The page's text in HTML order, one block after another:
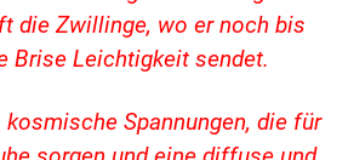
die Zwillinge, wo er noch bis
Brise Leichtigkeit sendet.
Spannungen, die für